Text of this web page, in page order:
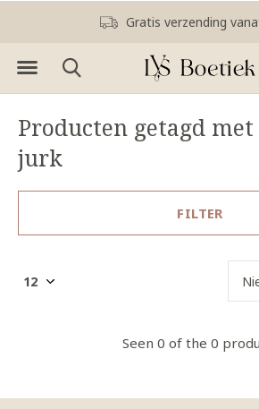
Gratis verzending
Producten getagd
jurk
FILTER
Seen 0 of the 0